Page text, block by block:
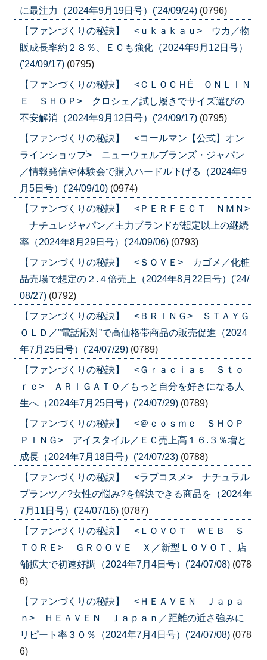
に最注力（2024年9月19日号）('24/09/24) (0796)
【ファンづくりの秘訣】 <ｕｋａｋａｕ> ウカ／物
販成長率約２８％、ＥＣも強化（2024年9月12日号）
('24/09/17) (0795)
【ファンづくりの秘訣】 <ＣＬＯＣＨÉ ＯＮＬＩＮ
Ｅ ＳＨＯＰ> クロシェ／試し履きでサイズ選びの
不安解消（2024年9月12日号）('24/09/17) (0795)
【ファンづくりの秘訣】 <コールマン【公式】オン
ラインショップ> ニューウェルブランズ・ジャパン
／情報発信や体験会で購入ハードル下げる（2024年9
月5日号）('24/09/10) (0974)
【ファンづくりの秘訣】 <ＰＥＲＦＥＣＴ ＮＭＮ>
ナチュレジャパン／主力ブランドが想定以上の継続
率（2024年8月29日号）('24/09/06) (0793)
【ファンづくりの秘訣】 <ＳＯＶＥ> カゴメ／化粧
品売場で想定の２.４倍売上（2024年8月22日号）('24/
08/27) (0792)
【ファンづくりの秘訣】 <ＢＲＩＮＧ> ＳＴＡＹＧ
ＯＬＤ／”電話応対”で高価格帯商品の販売促進（2024
年7月25日号）('24/07/29) (0789)
【ファンづくりの秘訣】 <Ｇｒａｃｉａｓ Ｓｔｏ
ｒｅ> ＡＲＩＧＡＴＯ／もっと自分を好きになる人
生へ（2024年7月25日号）('24/07/29) (0789)
【ファンづくりの秘訣】 <＠ｃｏｓｍｅ ＳＨＯＰ
ＰＩＮＧ> アイスタイル／ＥＣ売上高１６.３％増と
成長（2024年7月18日号）('24/07/23) (0788)
【ファンづくりの秘訣】 <ラブコスメ> ナチュラル
プランツ／?女性の悩み?を解決できる商品を（2024年
7月11日号）('24/07/16) (0787)
【ファンづくりの秘訣】 <ＬＯＶＯＴ ＷＥＢ Ｓ
ＴＯＲＥ> ＧＲＯＯＶＥ Ｘ／新型ＬＯＶＯＴ、店
舗拡大で初速好調（2024年7月4日号）('24/07/08) (078
6)
【ファンづくりの秘訣】 <ＨＥＡＶＥＮ Ｊａｐａ
ｎ> ＨＥＡＶＥＮ Ｊａｐａｎ／距離の近さ強みに
リピート率３０％（2024年7月4日号）('24/07/08) (078
6)